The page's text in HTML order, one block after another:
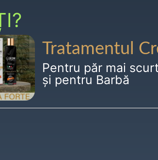
Tratamentul
Pentru păr mai
și pentru Barbă